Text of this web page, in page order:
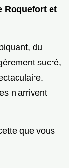
Roquefort et
du
sucré,
n’arrivent
que vous